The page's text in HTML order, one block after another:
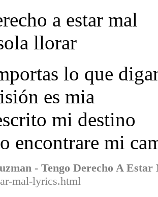
a estar mal
llorar
lo que
es mia
mi destino
encontrare mi
- Tengo Derecho A Estar
mal-lyrics.html